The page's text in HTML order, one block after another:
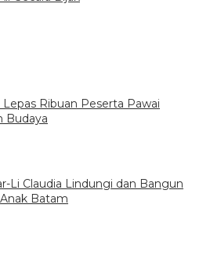
Ribuan Peserta Pawai
Budaya
Li Claudia Lindungi dan Bangun
Batam